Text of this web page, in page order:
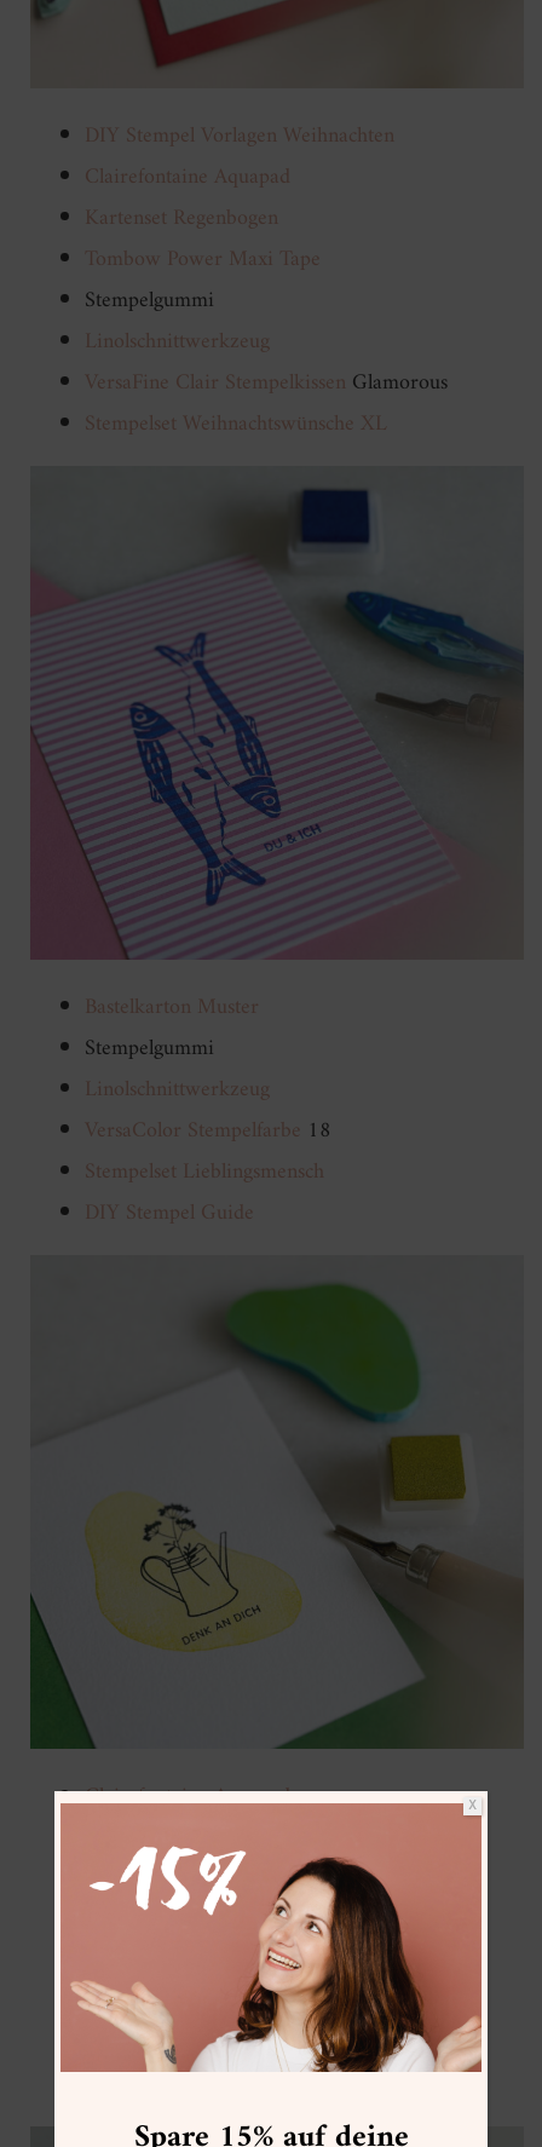
DIY Stempel Vorlagen Weihnachten
Clairefontaine Aquapad
Kartenset Regenbogen
Tombow Power Maxi Tape
Stempelgummi
Linolschnittwerkzeug
VersaFine Clair Stempelkissen Glamorous
Stempelset Weihnachtswünsche XL
Bastelkarton Muster
Stempelgummi
Linolschnittwerkzeug
VersaColor Stempelfarbe 18
Stempelset Lieblingsmensch
DIY Stempel Guide
Clairefontaine Aquapad
Stempelgummi
Linolschnittwerkzeug
VersaColor Stempelfarbe63
Stempelset Lieblingsmensch
Stempelset Vasen & Gläser
Stempelset Zweige & Blätter
DIY Stempel Guide
X